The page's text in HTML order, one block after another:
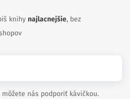
knihy najlacnejšie, bez
nás podporiť kávičkou.